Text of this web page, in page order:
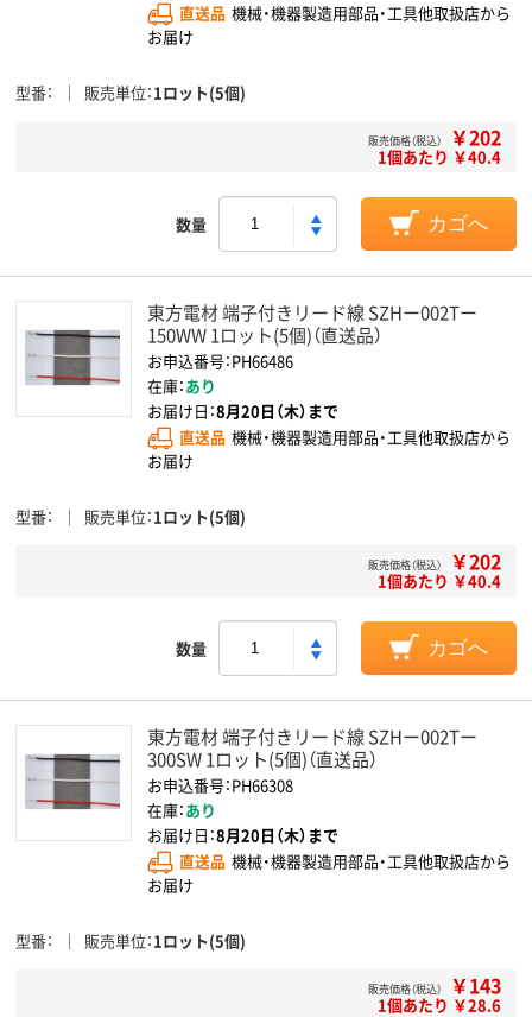
直送品 機械・機器製造用部品・工具他取扱店から
お届け
型番 販売単位 1ロット(5個)
販売価格（税込） ￥202
1個あたり ￥40.4
数量 カゴへ
東方電材 端子付きリード線 SZHー002Tー
150WW 1ロット(5個)（直送品）
お申込番号：PH66486
在庫：あり
お届け日：8月20日（木）まで
直送品 機械・機器製造用部品・工具他取扱店から
お届け
型番 販売単位 1ロット(5個)
販売価格（税込） ￥202
1個あたり ￥40.4
数量 カゴへ
東方電材 端子付きリード線 SZHー002Tー
300SW 1ロット(5個)（直送品）
お申込番号：PH66308
在庫：あり
お届け日：8月20日（木）まで
直送品 機械・機器製造用部品・工具他取扱店から
お届け
型番 販売単位 1ロット(5個)
販売価格（税込） ￥143
1個あたり ￥28.6